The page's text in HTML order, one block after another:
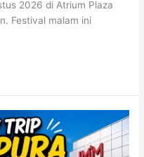
2026 di Atrium Plaza
Festival malam ini